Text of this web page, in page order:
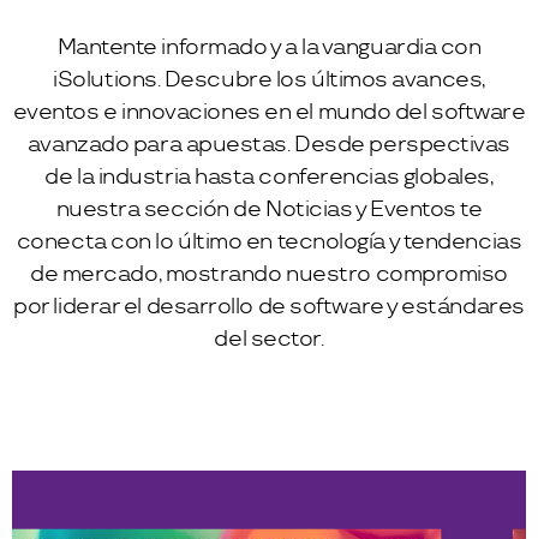
Mantente informado y a la vanguardia con
iSolutions. Descubre los últimos avances,
eventos e innovaciones en el mundo del software
avanzado para apuestas. Desde perspectivas
de la industria hasta conferencias globales,
nuestra sección de Noticias y Eventos te
conecta con lo último en tecnología y tendencias
de mercado, mostrando nuestro compromiso
por liderar el desarrollo de software y estándares
del sector.